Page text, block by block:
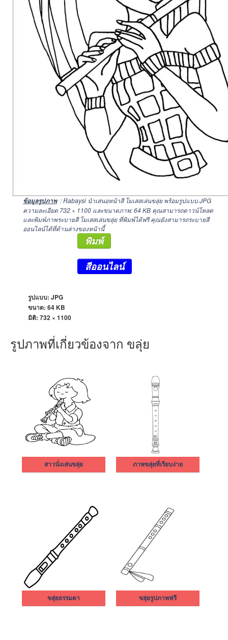
ข้อมูลรูปภาพ : Rabaysi นำเสนอหน้าสี โมเสสเล่นขลุ่ย พร้อมรูปแบบ JPG
ความละเอียด 732 × 1100 และขนาดภาพ: 64 KB คุณสามารถดาวน์โหลด
และพิมพ์ภาพระบายสี โมเสสเล่นขลุ่ย ที่พิมพ์ได้ฟรี คุณยังสามารถระบายสี
ออนไลน์ได้ที่ด้านล่างของหน้านี้
พิมพ์
สีออนไลน์
รูปแบบ: JPG
ขนาด: 64 KB
มิติ: 732 × 1100
รูปภาพที่เกี่ยวข้องจาก ขลุ่ย
สาวนั่งเล่นขลุ่ย ภาพขลุ่ยที่เรียบง่าย
ขลุ่ยธรรมดา ขลุ่ยรูปภาพฟรี